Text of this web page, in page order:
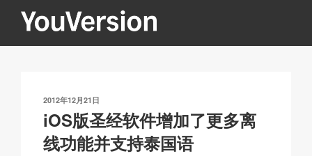
YOUVERSION
Seeking God every day.
发
布
于
2012年12月21日
iOS版圣经软件增加了更多离
线功能并支持泰国语